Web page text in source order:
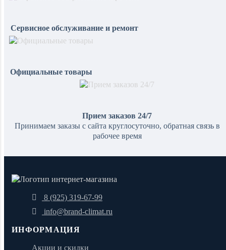
Сервисное обслуживание и ремонт
Официальные товары
Прием заказов 24/7
Принимаем заказы с сайта круглосуточно, обратная связь в
рабочее время
8 (925) 319-67-99
info@brand-climat.ru
ИНФОРМАЦИЯ
Акции и скидки